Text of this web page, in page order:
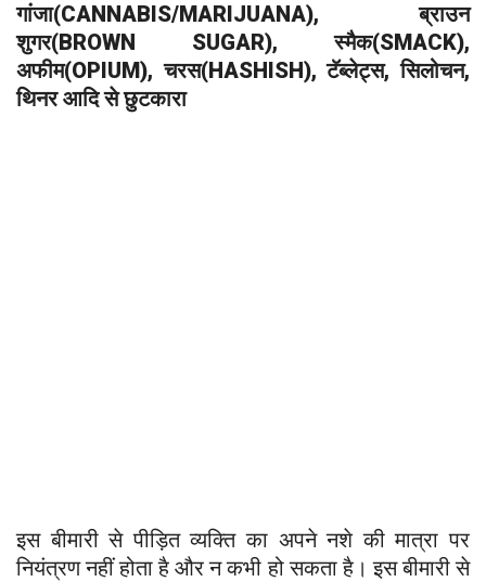
गांजा(CANNABIS/MARIJUANA), ब्राउन
शुगर(BROWN SUGAR), स्मैक(SMACK),
अफीम(OPIUM), चरस(HASHISH), टॅब्लेट्स, सिलोचन,
थिनर आदि से छुटकारा
इस बीमारी से पीड़ित व्यक्ति का अपने नशे की मात्रा पर
नियंत्रण नहीं होता है और न कभी हो सकता है। इस बीमारी से